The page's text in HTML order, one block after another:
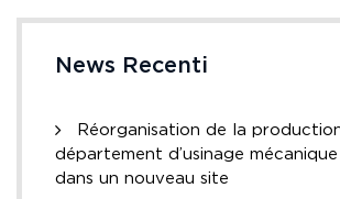
News Recenti
Réorganisation de la
département d’usinage mécanique
dans un nouveau site